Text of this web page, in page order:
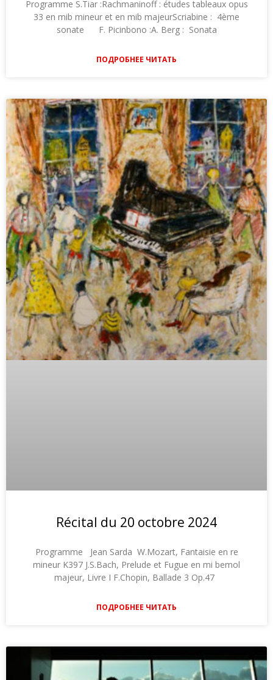
Programme S.Tiar :Rachmaninoff : études tableaux opus
33 en mib mineur et en mib majeurScriabine : 4ème
sonate F. Picinbono :A. Berg : Sonata
ПОДРОБНЕЕ ЧИТАТЬ
Récital du 20 octobre 2024
Programme Jean Sarda W.Mozart, Fantaisie en re
mineur K397 J.S.Bach, Prelude et Fugue en mi bemol
majeur, Livre I F.Chopin, Ballade 3 Op.47
ПОДРОБНЕЕ ЧИТАТЬ